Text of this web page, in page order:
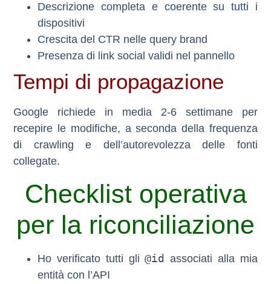
Descrizione completa e coerente su tutti i
dispositivi
Crescita del CTR nelle query brand
Presenza di link social validi nel pannello
Tempi di propagazione
Google richiede in media 2-6 settimaneper
recepire le modifiche, a seconda della frequenza
di crawling e dell’autorevolezza delle fonti
collegate.
Checklist operativa
per la riconciliazione
Ho verificato tutti gli@id associati alla mia
entità con l’API